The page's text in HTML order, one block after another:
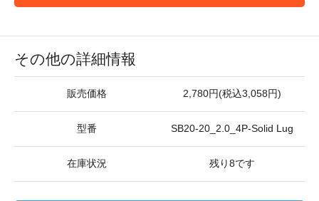
その他の詳細情報
販売価格 2,780円(税込3,058円)
型番 SB20-20_2.0_4P-Solid Lug
在庫状況 残り8です